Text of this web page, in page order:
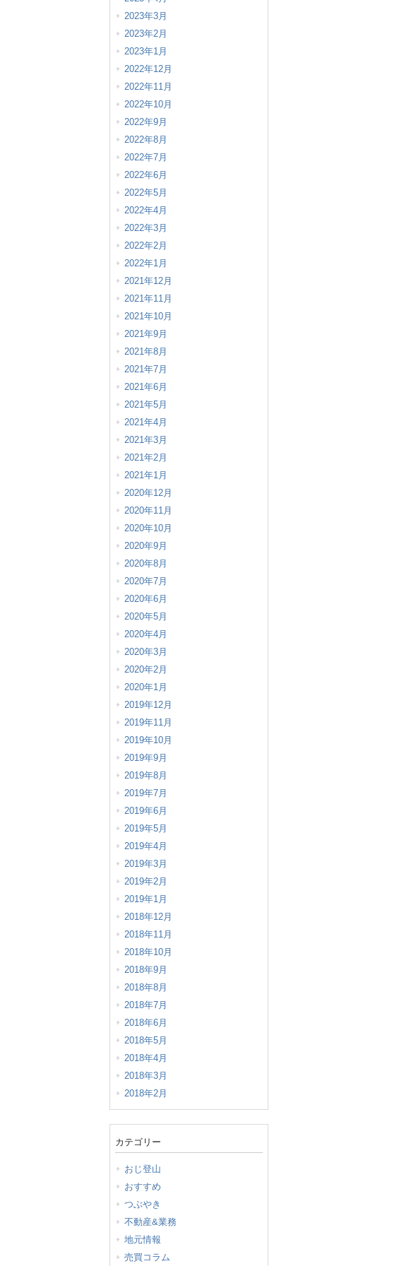
2023年3月
2023年2月
2023年1月
2022年12月
2022年11月
2022年10月
2022年9月
2022年8月
2022年7月
2022年6月
2022年5月
2022年4月
2022年3月
2022年2月
2022年1月
2021年12月
2021年11月
2021年10月
2021年9月
2021年8月
2021年7月
2021年6月
2021年5月
2021年4月
2021年3月
2021年2月
2021年1月
2020年12月
2020年11月
2020年10月
2020年9月
2020年8月
2020年7月
2020年6月
2020年5月
2020年4月
2020年3月
2020年2月
2020年1月
2019年12月
2019年11月
2019年10月
2019年9月
2019年8月
2019年7月
2019年6月
2019年5月
2019年4月
2019年3月
2019年2月
2019年1月
2018年12月
2018年11月
2018年10月
2018年9月
2018年8月
2018年7月
2018年6月
2018年5月
2018年4月
2018年3月
2018年2月
カテゴリー
おじ登山
おすすめ
つぶやき
不動産&業務
地元情報
売買コラム